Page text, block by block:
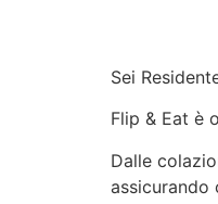
Sei
Flip & Eat è
Dalle
assicurando